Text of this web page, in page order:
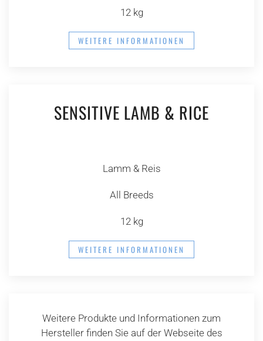
12 kg
WEITERE INFORMATIONEN
SENSITIVE LAMB & RICE
Lamm & Reis
All Breeds
12 kg
WEITERE INFORMATIONEN
Weitere Produkte und Informationen zum
Hersteller finden Sie auf der Webseite des